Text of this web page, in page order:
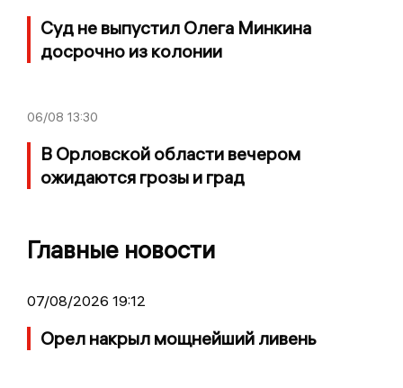
Суд не выпустил Олега Минкина
досрочно из колонии
06/08 13:30
В Орловской области вечером
ожидаются грозы и град
Главные новости
07/08/2026 19:12
Орел накрыл мощнейший ливень